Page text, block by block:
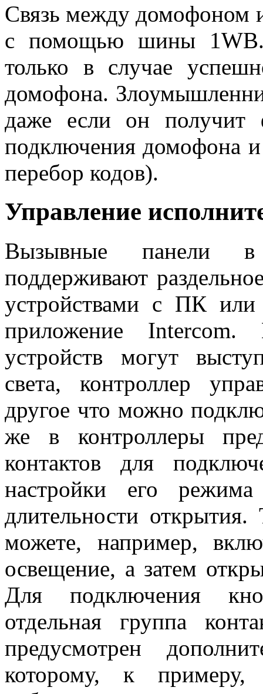
Связь между домофоном
с помощью шины 1WB.
только в случае
домофона.
даже если он получит
подключения домофона
перебор кодов).
Управление
Вызывные панели в
поддерживают
устройствами с ПК или
приложение Intercom.
устройств могут
света, контроллер
другое что можно
же в контроллеры
контактов для
настройки его
длительности
можете, например,
освещение, а затем
Для подключения
отдельная группа
предусмотрен
которому, к